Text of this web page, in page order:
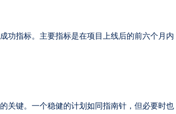
功指标。主要指标是在项目上线后的前六个月内
关键。一个稳健的计划如同指南针，但必要时也